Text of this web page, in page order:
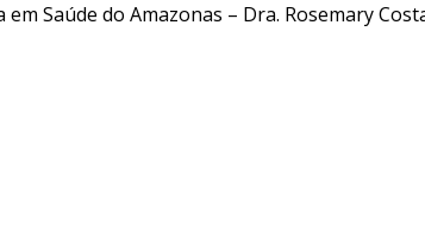
Saúde do Amazonas – Dra. Rosemary